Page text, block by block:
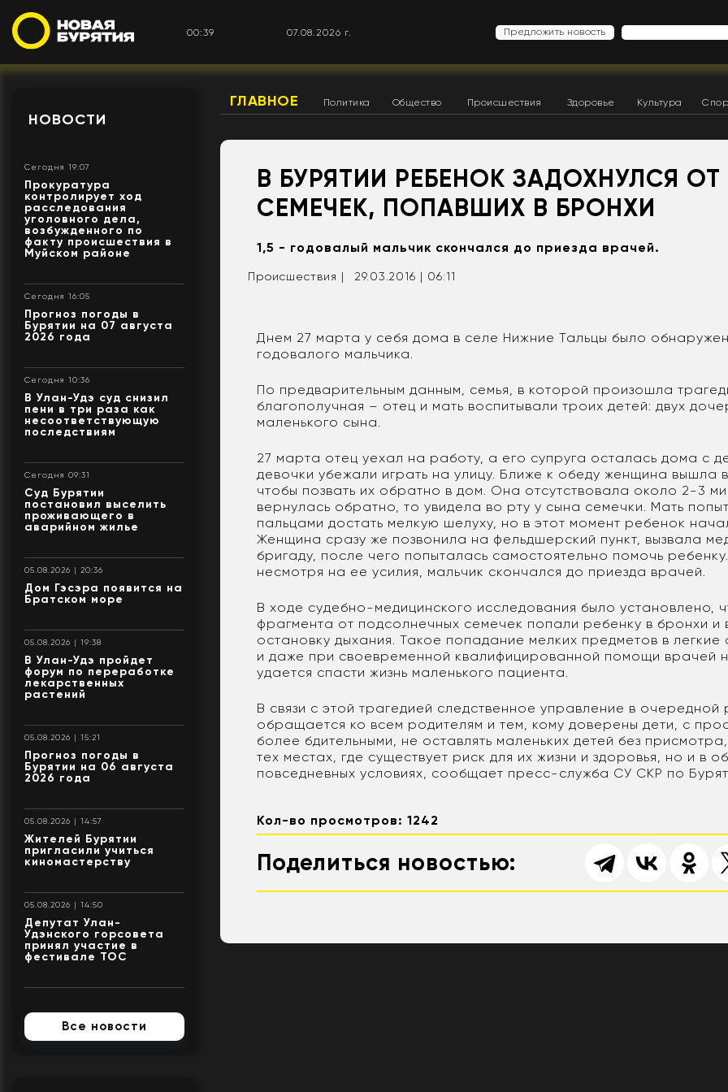
00:39 07.08.2026 г. Предложить новость
НОВОСТИ
Сегодня 19:07
Прокуратура
контролирует ход
расследования
уголовного дела,
возбужденного по
факту происшествия в
Муйском районе
Сегодня 16:05
Прогноз погоды в
Бурятии на 07 августа
2026 года
Сегодня 10:36
В Улан-Удэ суд снизил
пени в три раза как
несоответствующую
последствиям
Сегодня 09:31
Суд Бурятии
постановил выселить
проживающего в
аварийном жилье
05.08.2026 | 20:36
Дом Гэсэра появится на
Братском море
05.08.2026 | 19:38
В Улан-Удэ пройдет
форум по переработке
лекарственных
растений
05.08.2026 | 15:21
Прогноз погоды в
Бурятии на 06 августа
2026 года
05.08.2026 | 14:57
Жителей Бурятии
пригласили учиться
киномастерству
05.08.2026 | 14:50
Депутат Улан-
Удэнского горсовета
принял участие в
фестивале ТОС
Все новости
ГЛАВНОЕ Политика Общество Происшествия Здоровье Культура
В БУРЯТИИ РЕБЕНОК ЗАДОХНУЛСЯ ОТ
СЕМЕЧЕК, ПОПАВШИХ В БРОНХИ
1,5 - годовалый мальчик скончался до приезда врачей.
Происшествия | 29.03.2016 | 06:11
Днем 27 марта у себя дома в селе Нижние Тальцы было
годовалого мальчика.
По предварительным данным, семья, в которой произошла
благополучная – отец и мать воспитывали троих детей: двух
маленького сына.
27 марта отец уехал на работу, а его супруга осталась дома с
девочки убежали играть на улицу. Ближе к обеду женщина вышла
чтобы позвать их обратно в дом. Она отсутствовала около 2-3
вернулась обратно, то увидела во рту у сына семечки. Мать
пальцами достать мелкую шелуху, но в этот момент ребенок
Женщина сразу же позвонила на фельдшерский пункт, вызвала
бригаду, после чего попыталась самостоятельно помочь
несмотря на ее усилия, мальчик скончался до приезда врачей.
В ходе судебно-медицинского исследования было установлено,
фрагмента от подсолнечных семечек попали ребенку в бронхи и
остановку дыхания. Такое попадание мелких предметов в
и даже при своевременной квалифицированной помощи врачей
удается спасти жизнь маленького пациента.
В связи с этой трагедией следственное управление в очередной
обращается ко всем родителям и тем, кому доверены дети, с
более бдительными, не оставлять маленьких детей без
тех местах, где существует риск для их жизни и здоровья, но и в
повседневных условиях, сообщает пресс-служба СУ СКР по
Кол-во просмотров: 1242
Поделиться новостью: